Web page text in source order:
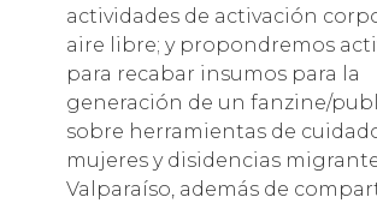
actividades de activación
aire libre; y propondremos
para recabar insumos para la
generación de un fanzine/
sobre herramientas de
mujeres y disidencias
Valparaíso, además de